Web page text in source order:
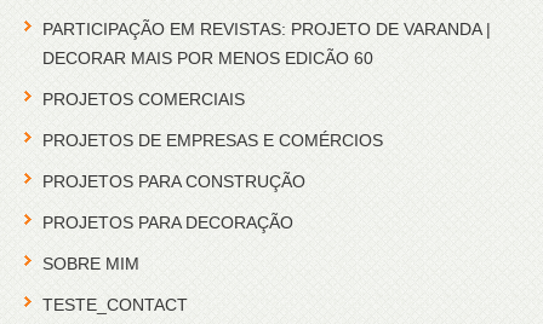
PARTICIPAÇÃO EM REVISTAS: PROJETO DE VARANDA |
DECORAR MAIS POR MENOS EDICÃO 60
PROJETOS COMERCIAIS
PROJETOS DE EMPRESAS E COMÉRCIOS
PROJETOS PARA CONSTRUÇÃO
PROJETOS PARA DECORAÇÃO
SOBRE MIM
TESTE_CONTACT